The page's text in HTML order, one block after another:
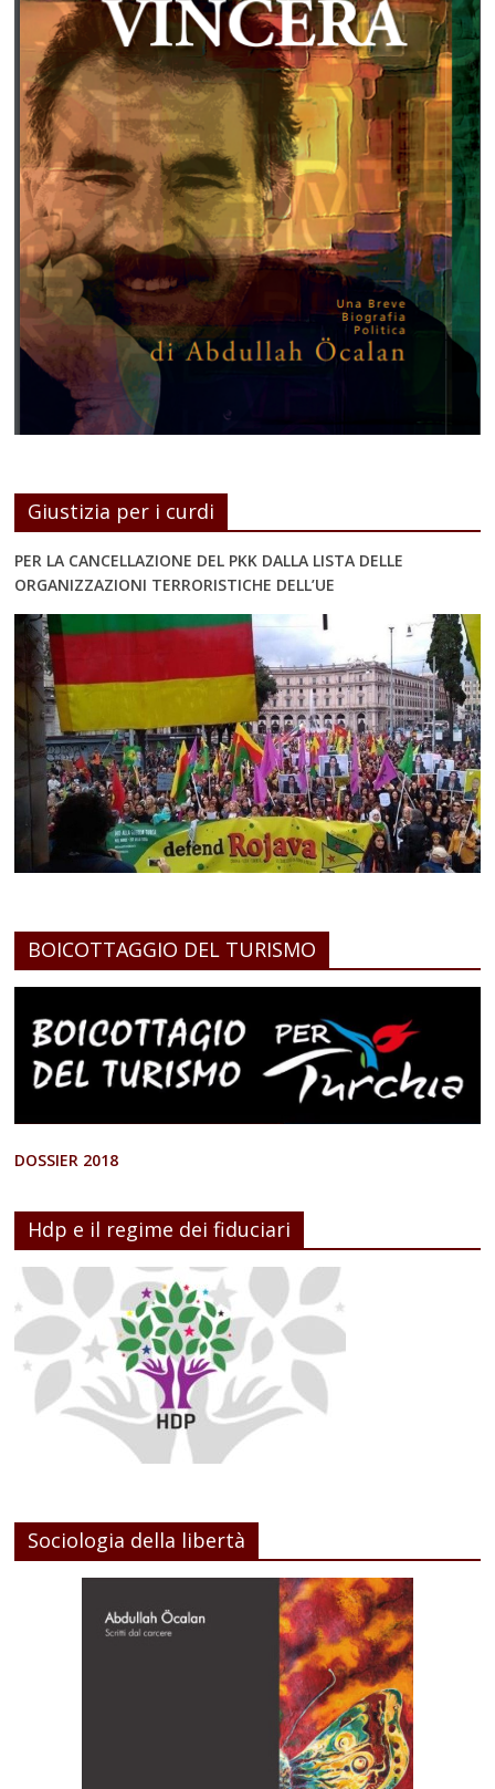
Giustizia per i curdi
PER LA CANCELLAZIONE DEL PKK DALLA LISTA DELLE
ORGANIZZAZIONI TERRORISTICHE DELL’UE
BOICOTTAGGIO DEL TURISMO
DOSSIER 2018
Hdp e il regime dei fiduciari
Sociologia della libertà